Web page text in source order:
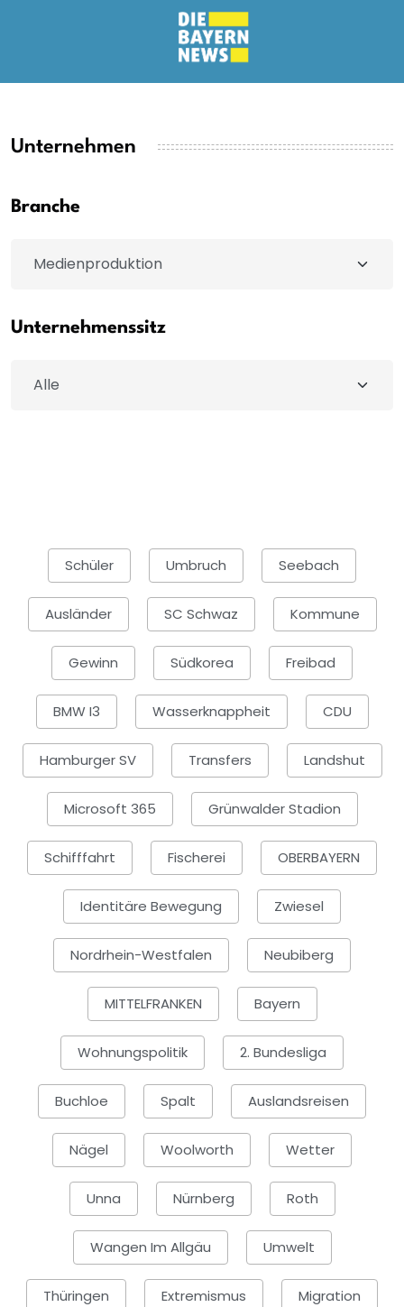
Unternehmen
Branche
Unternehmenssitz
Schüler Umbruch Seebach
Ausländer SC Schwaz Kommune
Gewinn Südkorea Freibad
BMW I3 Wasserknappheit CDU
Hamburger SV Transfers Landshut
Microsoft 365 Grünwalder Stadion
Schifffahrt Fischerei OBERBAYERN
Identitäre Bewegung Zwiesel
Nordrhein-Westfalen Neubiberg
MITTELFRANKEN Bayern
Wohnungspolitik 2. Bundesliga
Buchloe Spalt Auslandsreisen
Nägel Woolworth Wetter
Unna Nürnberg Roth
Wangen Im Allgäu Umwelt
Thüringen Extremismus Migration